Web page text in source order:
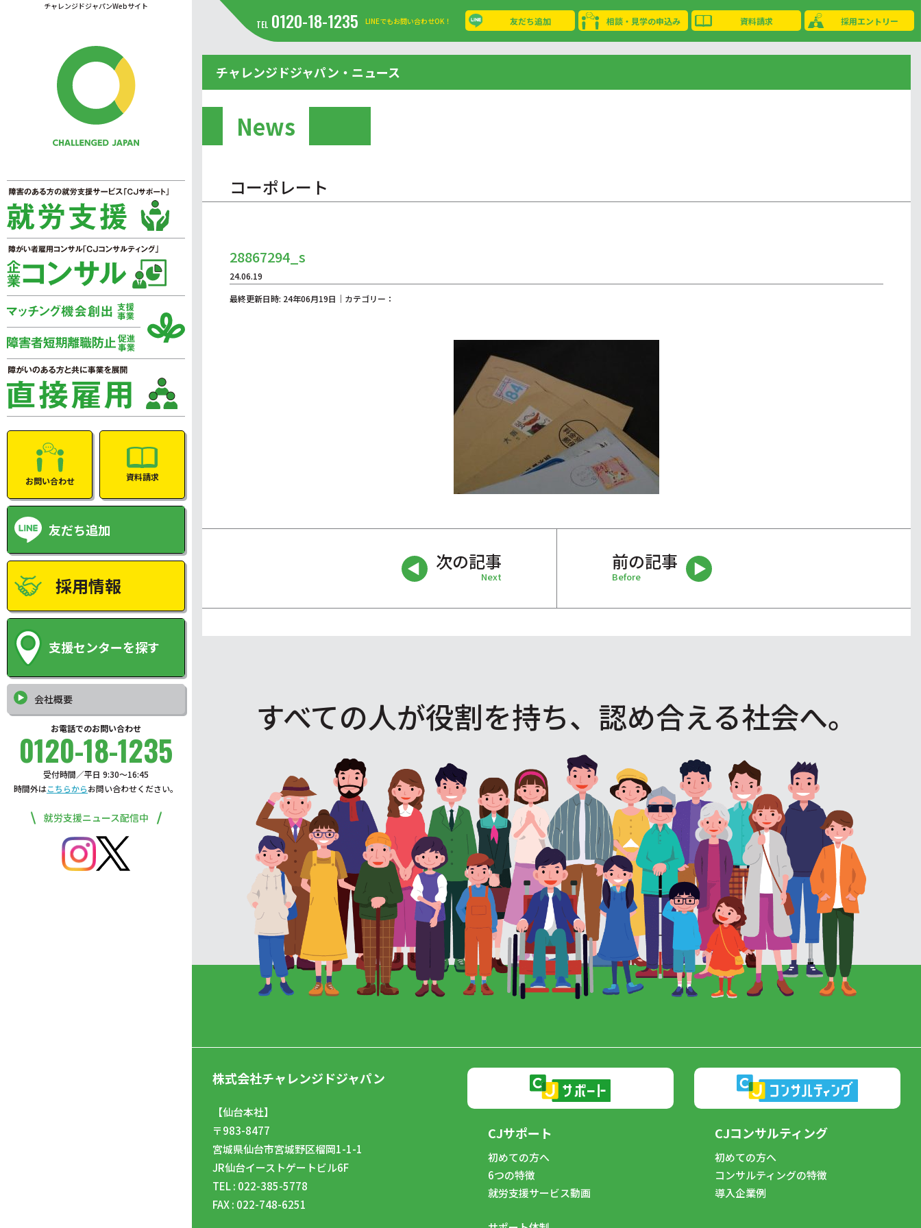
チャレンジドジャパンWebサイト
お問い合わせ 資料請求
友だち追加
採用情報
支援センターを探す
会社概要
お電話でのお問い合わせ
0120-18-1235
受付時間／平日 9:30〜16:45
時間外はこちらからお問い合わせください。
就労支援ニュース配信中
TEL 0120-18-1235 LINEでもお問い合わせOK！ 友だち追加 相談・見学の申込み 資料請求 採用エントリー
チャレンジドジャパン・ニュース
News
コーポレート
28867294_s
24.06.19
最終更新日時: 24年06月19日｜カテゴリー：
次の記事
Next
前の記事
Before
すべての人が役割を持ち、認め合える社会へ。
株式会社チャレンジドジャパン
【仙台本社】
〒983-8477
宮城県仙台市宮城野区榴岡1-1-1
JR仙台イーストゲートビル6F
TEL : 022-385-5778
FAX : 022-748-6251
CJサポート
初めての方へ
6つの特徴
就労支援サービス動画
CJコンサルティング
初めての方へ
コンサルティングの特徴
導入企業例